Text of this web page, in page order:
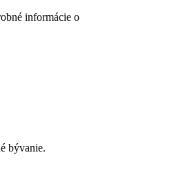
informácie o
bývanie.